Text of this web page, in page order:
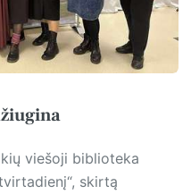
viešoji biblioteka
skirtą